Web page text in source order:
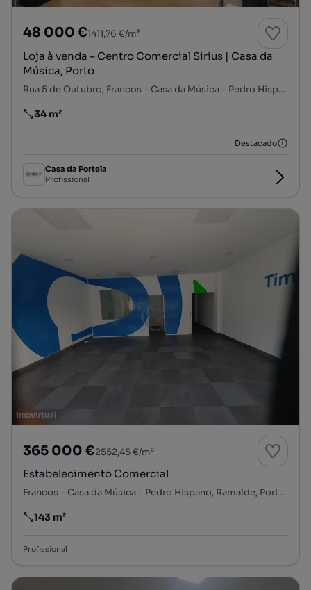
48 000 €1411,76 €/m²
Loja à venda – Centro Comercial Sirius | Casa da
Música, Porto
Rua 5 de Outubro, Francos - Casa da Música - Pedro Hispano, Ramalde, Porto, Porto
Preço por metro quadrado
34 m²
Destacado
Casa da Portela
Profissional
365 000 €2552,45 €/m²
Estabelecimento Comercial
Francos - Casa da Música - Pedro Hispano, Ramalde, Porto, Porto
Preço por metro quadrado
143 m²
Profissional